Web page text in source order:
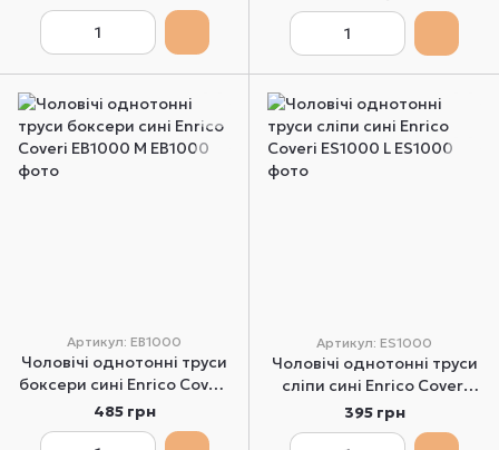
Артикул: EB1000
Чоловічі однотонні труси
боксери сині Enrico Coveri
EB1000 M
485 грн
Артикул: ES1000
Чоловічі однотонні труси
сліпи сині Enrico Coveri
ES1000 L
395 грн